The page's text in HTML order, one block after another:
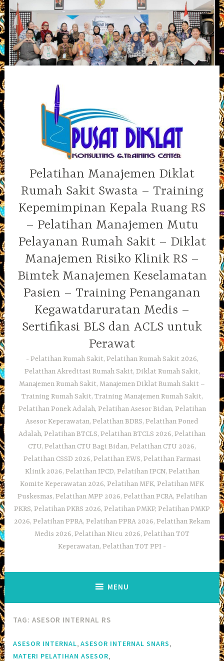
Skip
to
content
Pelatihan Manajemen Diklat
Rumah Sakit Swasta – Training
Kepemimpinan Kepala Ruang RS
– Pelatihan Manajemen Mutu
Pelayanan Rumah Sakit – Diklat
Manajemen Risiko Klinik RS –
Bimtek Manajemen Keselamatan
Pasien – Training Penanganan
Kegawatdaruratan Medis –
Sertifikasi BLS dan ACLS untuk
Perawat
Pelatihan Rumah Sakit, Pelatihan Rumah Sakit 2026,
Pelatihan Akreditasi Rumah Sakit, Diklat Rumah Sakit,
Manajemen Rumah Sakit, Manajemen Diklat Rumah Sakit –
Training Rumah Sakit, Training Manajemen Rumah Sakit,
Pelatihan Ponek Adalah, Pelatihan Asesor Bidan, Pelatihan
Asesor Keperawatan, Pelatihan BDRS, Pelatihan Poned
Adalah, Pelatihan BTCLS, Pelatihan BTCLS 2026, Pelatihan
CTU, Pelatihan CTU Bagi Bidan, Pelatihan CTU 2026,
Pelatihan CSSD 2026, Pelatihan EWS, Pelatihan Farmasi
Klinik 2026, Pelatihan IPCD, Pelatihan IPCN, Pelatihan
Komite Keperawatan 2026, Pelatihan MFK, Pelatihan MFK
Puskesmas, Pelatihan MPP 2026, Pelatihan PCRA, Pelatihan
PKRS, Pelatihan PKRS 2026, Pelatihan PMKP, Pelatihan PMKP
2026, Pelatihan PPRA, Pelatihan PPRA 2026, Pelatihan Rekam
Medis 2026, Pelatihan Nicu 2026, Pelatihan TOT
Keperawatan, Pelatihan TOT PPI
MENU
TAG:ASESOR INTERNAL RS
ASESOR INTERNAL ,ASESOR INTERNAL SNARS
MATERI PELATIHAN ASESOR